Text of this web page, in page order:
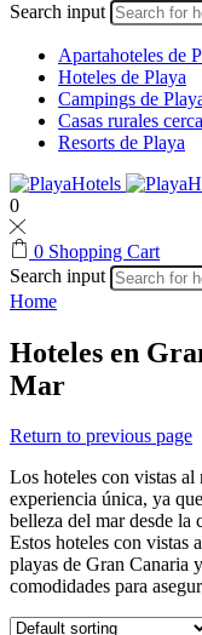
Search input
Apartahoteles de
Hoteles de Playa
Campings de
Casas rurales
Resorts de Playa
0
0 Shopping Cart
Search input
Home
Hoteles en
Mar
Return to previous page
Los hoteles con vistas
experiencia única, ya
belleza del mar desde la
Estos hoteles con vistas
playas de Gran Canaria
comodidades para